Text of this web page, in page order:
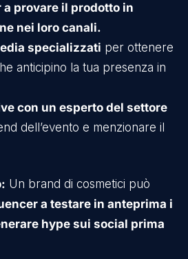
provare il prodotto in
nei loro canali.
specializzati per ottenere
anticipino la tua presenza in
con un esperto del settore
dell’evento e menzionare il
Un brand di cosmetici può
a testare in anteprima i
hype sui social prima